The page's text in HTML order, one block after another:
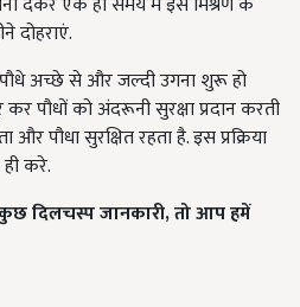
दोहराएं.
अच्छे से और जल्दी उगना शुरू हो
कर पौधों को अंदरूनी सुरक्षा प्रदान करती
पौधा सुरक्षित रहता है. इस प्रक्रिया
करे.
दिलचस्प जानकारी, तो आप हमें